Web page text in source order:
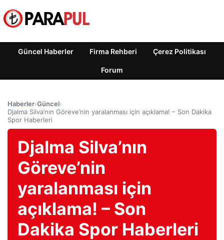
Güncel Haberler Firma Rehberi Çerez Politikası
Forum
Haberler›Güncel›
Djalma Silva’nın Göreve’nin yaralanması için açıklama! – Son Dakika
Spor Haberleri
Djalma Silva’nın
Göreve’nin
yaralanması için
açıklama! – Son
Dakika Spor Haberleri